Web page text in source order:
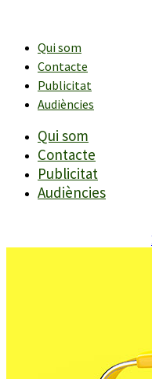
contingutQui som
Contacte
Publicitat
Audiències
Qui som
Contacte
Publicitat
Audiències